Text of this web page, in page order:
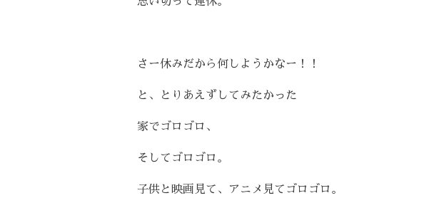
さー休みだから何しようかなー！！
と、とりあえずしてみたかった
家でゴロゴロ、
そしてゴロゴロ。
子供と映画見て、アニメ見てゴロゴロ。